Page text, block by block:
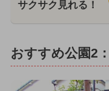
サクサク見れる！
おすすめ公園2